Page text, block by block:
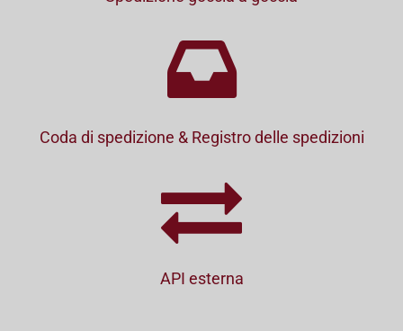
Coda di spedizione & Registro delle spedizioni
API esterna